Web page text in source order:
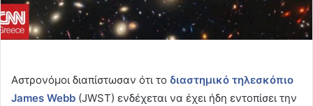
Αστρονόμοι διαπίστωσαν ότι το διαστημικό τηλεσκόπιο
James Webb (JWST) ενδέχεται να έχει ήδη εντοπίσει την